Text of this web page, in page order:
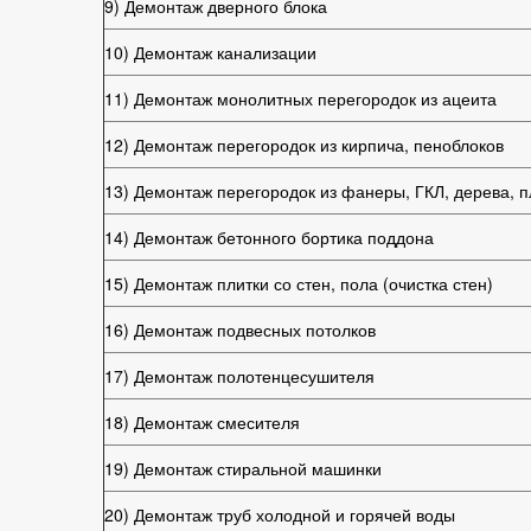
9) Демонтаж дверного блока
10) Демонтаж канализации
11) Демонтаж монолитных перегородок из ацеита
12) Демонтаж перегородок из кирпича, пеноблоков
13) Демонтаж перегородок из фанеры, ГКЛ, дерева,
14) Демонтаж бетонного бортика поддона
15) Демонтаж плитки со стен, пола (очистка стен)
16) Демонтаж подвесных потолков
17) Демонтаж полотенцесушителя
18) Демонтаж смесителя
19) Демонтаж стиральной машинки
20) Демонтаж труб холодной и горячей воды